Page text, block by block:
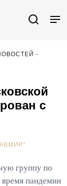
-
с
группу по
время пандемии